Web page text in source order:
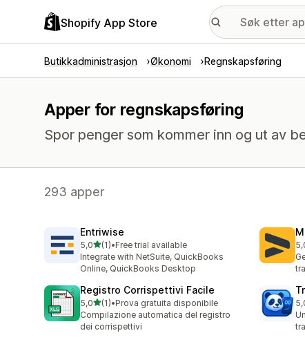
Shopify App Store
Butikkadministrasjon Økonomi Regnskapsføring
Apper for regnskapsføring
Spor penger som kommer inn og ut av
293 apper
Entriwise
5,0av 5 stjerner
(1)
Totalt 1 omtaler
•Free trial available
Integrate with NetSuite, QuickBooks
Online, QuickBooks Desktop
Registro Corrispettivi Facile
5,0av 5 stjerner
(1)
Totalt 1 omtaler
•Prova gratuita disponibile
Compilazione automatica del registro
dei corrispettivi